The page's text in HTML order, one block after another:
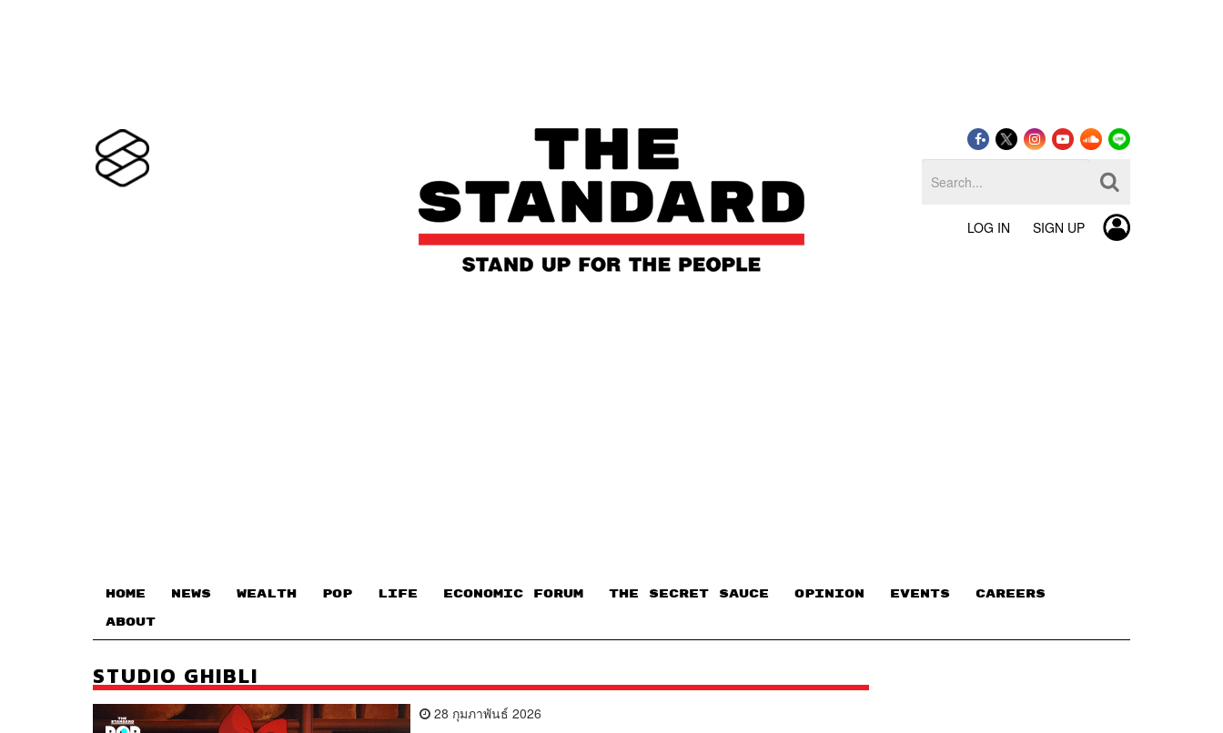
LOG IN SIGN UP
HOME NEWS WEALTH POP LIFE ECONOMIC FORUM THE SECRET SAUCE​ OPINION EVENTS CAREERS
ABOUT
STUDIO GHIBLI
28 กุมภาพันธ์ 2026